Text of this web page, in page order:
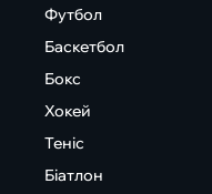
Футбол
Баскетбол
Бокс
Хокей
Теніс
Біатлон